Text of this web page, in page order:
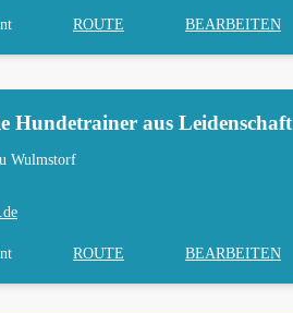
ROUTE BEARBEITEN
Hundetrainer aus Leidenschaft
Wulmstorf
ROUTE BEARBEITEN